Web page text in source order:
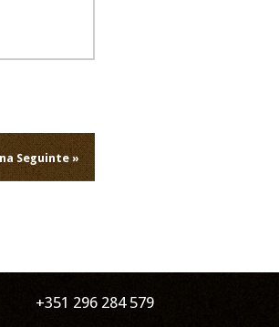
Seguinte »
+351 296 284 579